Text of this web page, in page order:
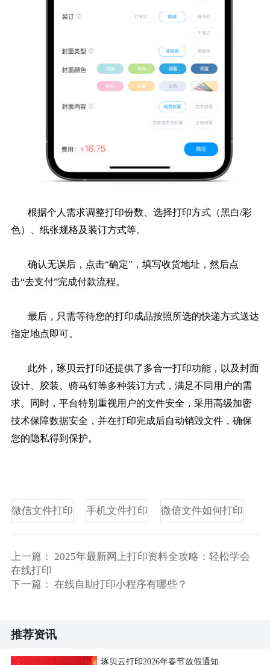
根据个人需求调整打印份数、选择打印方式（黑白/彩
色）、纸张规格及装订方式等。
确认无误后，点击“确定”，填写收货地址，然后点
击“去支付”完成付款流程。
最后，只需等待您的打印成品按照所选的快递方式送达
指定地点即可。
此外，琢贝云打印还提供了多合一打印功能，以及封面
设计、胶装、骑马钉等多种装订方式，满足不同用户的需
求。同时，平台特别重视用户的文件安全，采用高级加密
技术保障数据安全，并在打印完成后自动销毁文件，确保
您的隐私得到保护。
微信文件打印 手机文件打印 微信文件如何打印
上一篇： 2025年最新网上打印资料全攻略：轻松学会
在线打印
下一篇： 在线自助打印小程序有哪些？
推荐资讯
琢贝云打印2026年春节放假通知